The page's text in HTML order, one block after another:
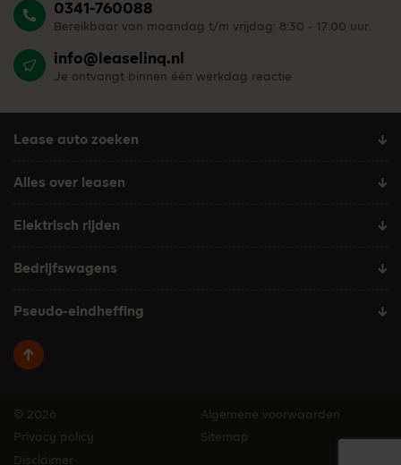
0341-760088
Bereikbaar van maandag t/m vrijdag: 8:30 - 17:00 uur.
info@leaselinq.nl
Je ontvangt binnen één werkdag reactie
Lease auto zoeken
Alles over leasen
Elektrisch rijden
Bedrijfswagens
Pseudo-eindheffing
Terug naar boven
© 2026
Algemene voorwaarden
Privacy policy
Sitemap
Disclaimer